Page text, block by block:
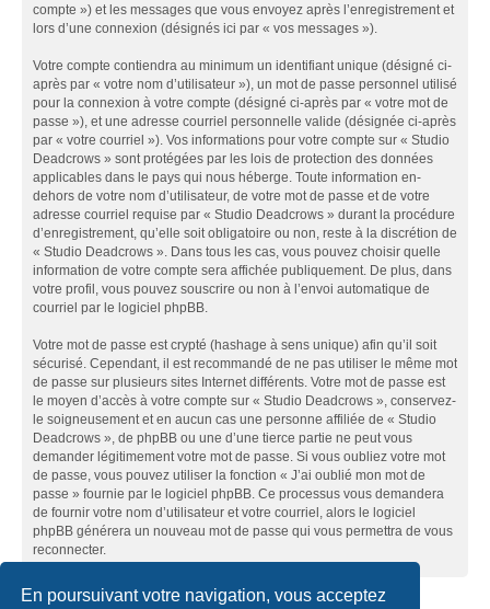
En poursuivant votre navigation, vous acceptez
compte ») et les messages que vous envoyez après l’enregistrement et
lors d’une connexion (désignés ici par « vos messages »).
Votre compte contiendra au minimum un identifiant unique (désigné ci-
après par « votre nom d’utilisateur »), un mot de passe personnel utilisé
pour la connexion à votre compte (désigné ci-après par « votre mot de
passe »), et une adresse courriel personnelle valide (désignée ci-après
par « votre courriel »). Vos informations pour votre compte sur « Studio
Deadcrows » sont protégées par les lois de protection des données
applicables dans le pays qui nous héberge. Toute information en-
dehors de votre nom d’utilisateur, de votre mot de passe et de votre
adresse courriel requise par « Studio Deadcrows » durant la procédure
d’enregistrement, qu’elle soit obligatoire ou non, reste à la discrétion de
« Studio Deadcrows ». Dans tous les cas, vous pouvez choisir quelle
information de votre compte sera affichée publiquement. De plus, dans
votre profil, vous pouvez souscrire ou non à l’envoi automatique de
courriel par le logiciel phpBB.
Votre mot de passe est crypté (hashage à sens unique) afin qu’il soit
sécurisé. Cependant, il est recommandé de ne pas utiliser le même mot
de passe sur plusieurs sites Internet différents. Votre mot de passe est
le moyen d’accès à votre compte sur « Studio Deadcrows », conservez-
le soigneusement et en aucun cas une personne affiliée de « Studio
Deadcrows », de phpBB ou une d’une tierce partie ne peut vous
demander légitimement votre mot de passe. Si vous oubliez votre mot
de passe, vous pouvez utiliser la fonction « J’ai oublié mon mot de
passe » fournie par le logiciel phpBB. Ce processus vous demandera
de fournir votre nom d’utilisateur et votre courriel, alors le logiciel
phpBB générera un nouveau mot de passe qui vous permettra de vous
reconnecter.